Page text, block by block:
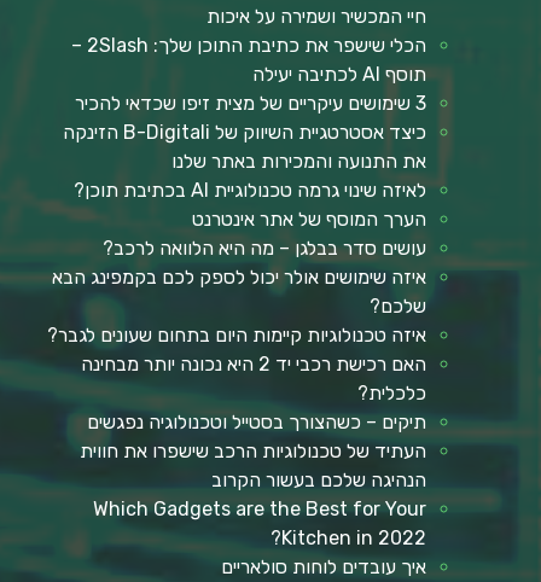
חיי המכשיר ושמירה על איכות
הכלי שישפר את כתיבת התוכן שלך: 2Slash –
תוסף AI לכתיבה יעילה
3 שימושים עיקריים של מצית זיפו שכדאי להכיר
כיצד אסטרטגיית השיווק של B-Digitali הזינקה
את התנועה והמכירות באתר שלנו
לאיזה שינוי גרמה טכנולוגיית AI בכתיבת תוכן?
הערך המוסף של אתר אינטרנט
עושים סדר בבלגן – מה היא הלוואה לרכב?
איזה שימושים אולר יכול לספק לכם בקמפינג הבא
שלכם?
איזה טכנולוגיות קיימות היום בתחום שעונים לגבר?
האם רכישת רכבי יד 2 היא נכונה יותר מבחינה
כלכלית?
תיקים – כשהצורך בסטייל וטכנולוגיה נפגשים
העתיד של טכנולוגיות הרכב שישפרו את חווית
הנהיגה שלכם בעשור הקרוב
Which Gadgets are the Best for Your
Kitchen in 2022?
איך עובדים לוחות סולאריים